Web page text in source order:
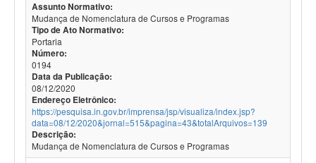
Assunto Normativo:
Mudança de Nomenclatura de Cursos e Programas
Tipo de Ato Normativo:
Portaria
Número:
0194
Data da Publicação:
08/12/2020
Endereço Eletrônico:
https://pesquisa.in.gov.br/imprensa/jsp/visualiza/index.jsp?
data=08/12/2020&jornal=515&pagina=43&totalArquivos=139
Descrição:
Mudança de Nomenclatura de Cursos e Programas